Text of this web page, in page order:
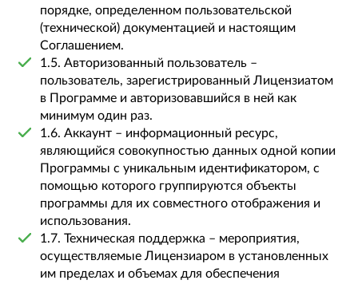
порядке, определенном пользовательской
(технической) документацией и настоящим
Соглашением.
1.5. Авторизованный пользователь –
пользователь, зарегистрированный Лицензиатом
в Программе и авторизовавшийся в ней как
минимум один раз.
1.6. Аккаунт – информационный ресурс,
являющийся совокупностью данных одной копии
Программы с уникальным идентификатором, с
помощью которого группируются объекты
программы для их совместного отображения и
использования.
1.7. Техническая поддержка – мероприятия,
осуществляемые Лицензиаром в установленных
им пределах и объемах для обеспечения